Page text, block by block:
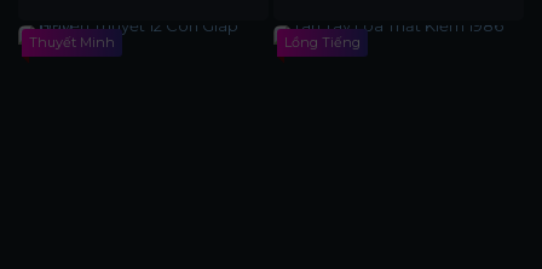
Thuyết Minh Lồng Tiếng